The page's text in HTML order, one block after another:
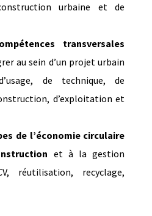
urbaine et de
transversales
au sein d’un projet urbain
de technique, de
d’exploitation et
de l’économie circulaire
et à la gestion
réutilisation, recyclage,